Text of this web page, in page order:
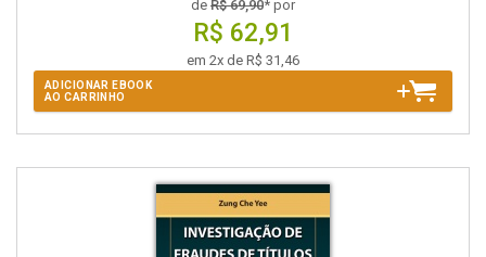
de R$ 69,90* por
R$ 62,91
em 2x de R$ 31,46
ADICIONAR EBOOK
AO CARRINHO